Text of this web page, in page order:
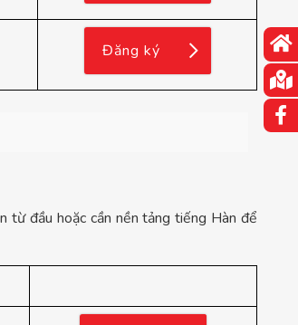
Đăng ký
từ đầu hoặc cần nền tảng tiếng Hàn để